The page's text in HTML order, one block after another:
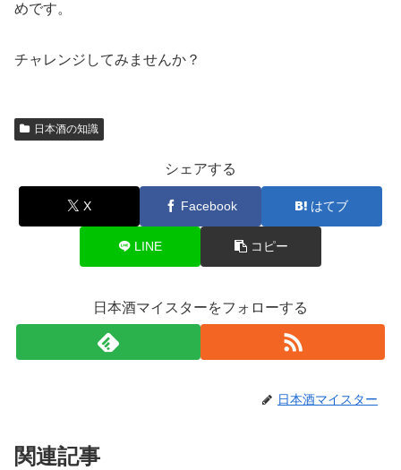
めです。
チャレンジしてみませんか？
日本酒の知識
シェアする
X Facebook はてブ
LINE コピー
日本酒マイスターをフォローする
日本酒マイスター
関連記事